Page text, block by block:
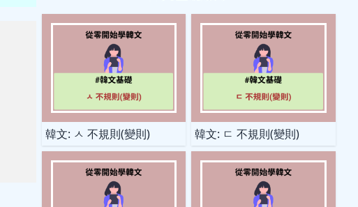
韓文: ㅅ 不規則(變則) 韓文: ㄷ 不規則(變則)